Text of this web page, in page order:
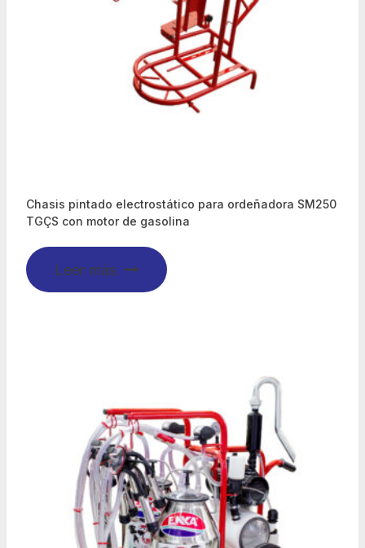
Chasis pintado electrostático para ordeñadora SM250
TGÇS con motor de gasolina
Leer más